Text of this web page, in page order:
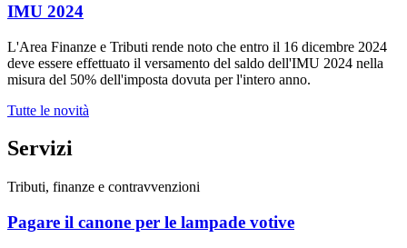
IMU 2024
L'Area Finanze e Tributi rende noto che entro il 16 dicembre 2024
deve essere effettuato il versamento del saldo dell'IMU 2024 nella
misura del 50% dell'imposta dovuta per l'intero anno.
Tutte le novità
Servizi
Tributi, finanze e contravvenzioni
Pagare il canone per le lampade votive